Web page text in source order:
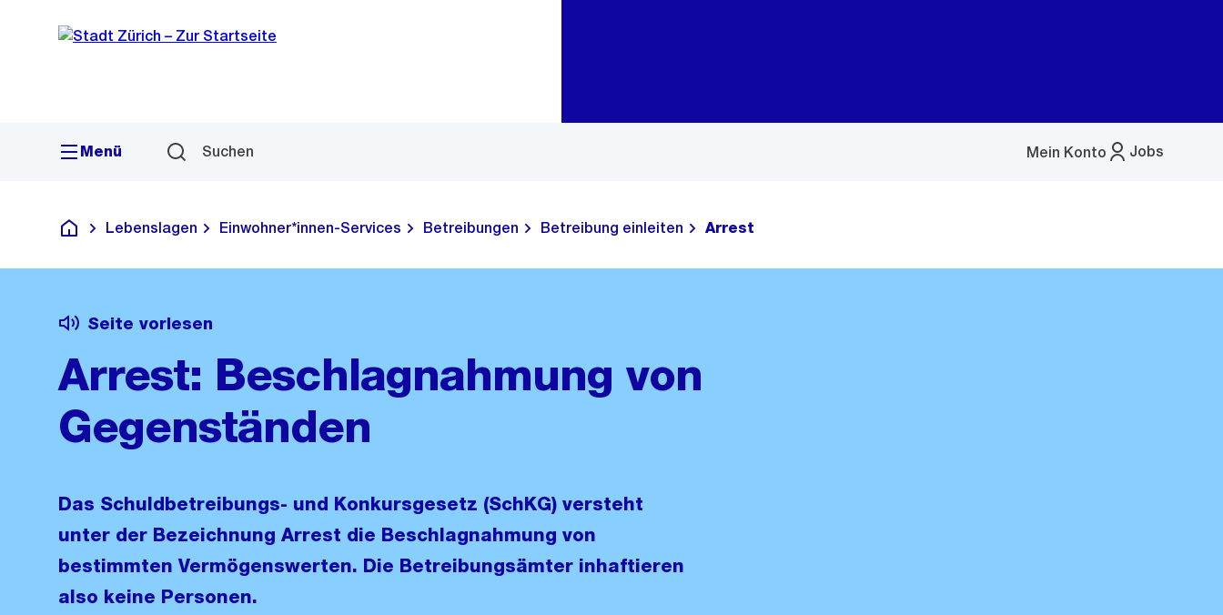
Navigation
Sprunglink
Menü Suchen Jobs
Mein Konto
Menü
Deutsch
Lebenslagen Einwohner*innen-Services Betreibungen Betreibung einleiten Arrest
Seite vorlesen
Arrest: Beschlagnahmung von
Gegenständen
Das Schuldbetreibungs- und Konkursgesetz (SchKG) versteht
unter der Bezeichnung Arrest die Beschlagnahmung von
bestimmten Vermögenswerten. Die Betreibungsämter inhaftieren
also keine Personen.